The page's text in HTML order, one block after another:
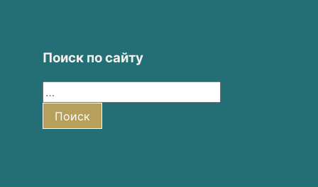
Поиск по сайту
Поиск